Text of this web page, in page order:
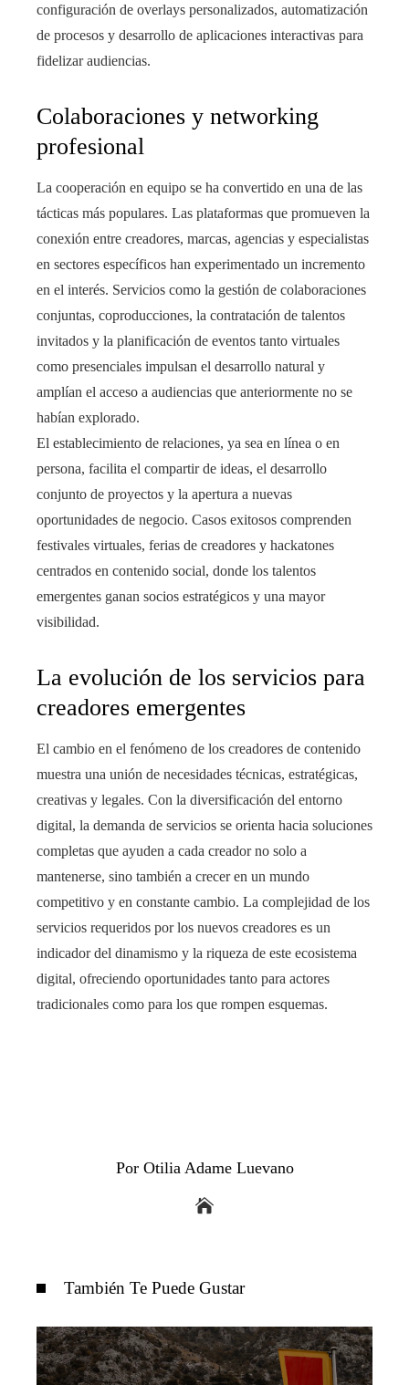
configuración de overlays personalizados, automatización
de procesos y desarrollo de aplicaciones interactivas para
fidelizar audiencias.
Colaboraciones y networking
profesional
La cooperación en equipo se ha convertido en una de las
tácticas más populares. Las plataformas que promueven la
conexión entre creadores, marcas, agencias y especialistas
en sectores específicos han experimentado un incremento
en el interés. Servicios como la gestión de colaboraciones
conjuntas, coproducciones, la contratación de talentos
invitados y la planificación de eventos tanto virtuales
como presenciales impulsan el desarrollo natural y
amplían el acceso a audiencias que anteriormente no se
habían explorado.
El establecimiento de relaciones, ya sea en línea o en
persona, facilita el compartir de ideas, el desarrollo
conjunto de proyectos y la apertura a nuevas
oportunidades de negocio. Casos exitosos comprenden
festivales virtuales, ferias de creadores y hackatones
centrados en contenido social, donde los talentos
emergentes ganan socios estratégicos y una mayor
visibilidad.
La evolución de los servicios para
creadores emergentes
El cambio en el fenómeno de los creadores de contenido
muestra una unión de necesidades técnicas, estratégicas,
creativas y legales. Con la diversificación del entorno
digital, la demanda de servicios se orienta hacia soluciones
completas que ayuden a cada creador no solo a
mantenerse, sino también a crecer en un mundo
competitivo y en constante cambio. La complejidad de los
servicios requeridos por los nuevos creadores es un
indicador del dinamismo y la riqueza de este ecosistema
digital, ofreciendo oportunidades tanto para actores
tradicionales como para los que rompen esquemas.
Por Otilia Adame Luevano
También Te Puede Gustar